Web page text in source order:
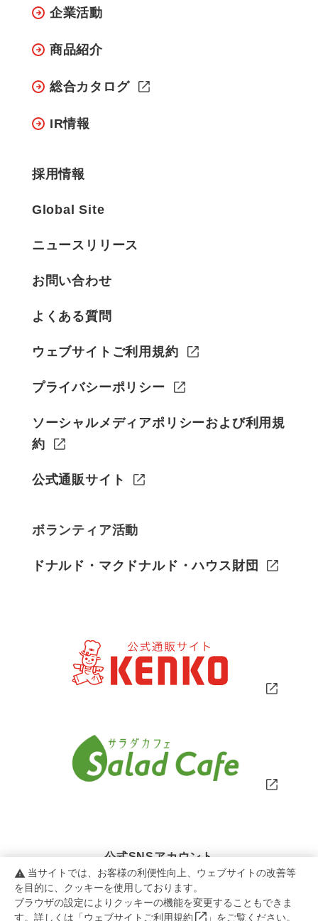
企業活動
商品紹介
総合カタログ
IR情報
採用情報
Global Site
ニュースリリース
お問い合わせ
よくある質問
ウェブサイトご利用規約
プライバシーポリシー
ソーシャルメディアポリシーおよび利用規
約
公式通販サイト
ボランティア活動
ドナルド・マクドナルド・ハウス財団
公式SNSアカウント
warning 当サイトでは、お客様の利便性向上、ウェブサイトの改善等
を目的に、クッキーを使用しております。
ブラウザの設定によりクッキーの機能を変更することもできま
す。詳しくは「ウェブサイトご利用規約 」をご覧ください。